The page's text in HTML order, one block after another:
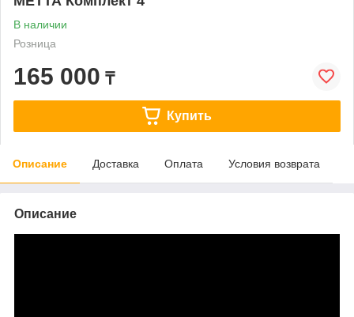
В наличии
Розница
165 000 ₸
Купить
Описание Доставка Оплата Условия возврата
Описание